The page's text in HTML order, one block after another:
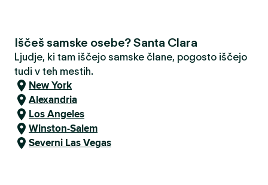
Iščeš samske osebe? Santa Clara
Ljudje, ki tam iščejo samske člane, pogosto iščejo
tudi v teh mestih.
New York
Alexandria
Los Angeles
Winston-Salem
Severni Las Vegas